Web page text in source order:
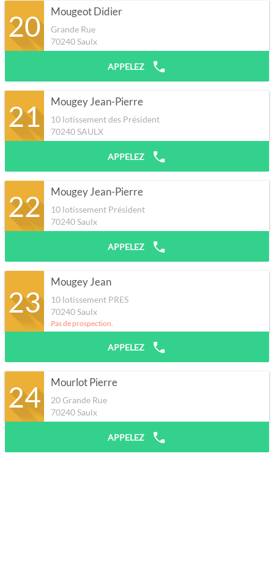
20 Mougeot Didier
Grande Rue
70240Saulx
APPELEZ
21 Mougey Jean-Pierre
10 lotissement des Président
70240SAULX
APPELEZ
22 Mougey Jean-Pierre
10 lotissement Président
70240Saulx
APPELEZ
23
Mougey Jean
10 lotissement PRES
70240Saulx
Pas de prospection.
APPELEZ
24 Mourlot Pierre
20 Grande Rue
70240Saulx
APPELEZ